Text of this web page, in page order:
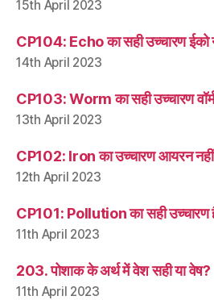
15th April 2023
CP104: Echo का सही उच्चारण ईको
14th April 2023
CP103: Worm का सही उच्चारण वॉर्म
13th April 2023
CP102: Iron का उच्चारण आयरन
12th April 2023
CP101: Pollution का सही
11th April 2023
203. पोशाक के अर्थ में वेश सही या वेष?
11th April 2023